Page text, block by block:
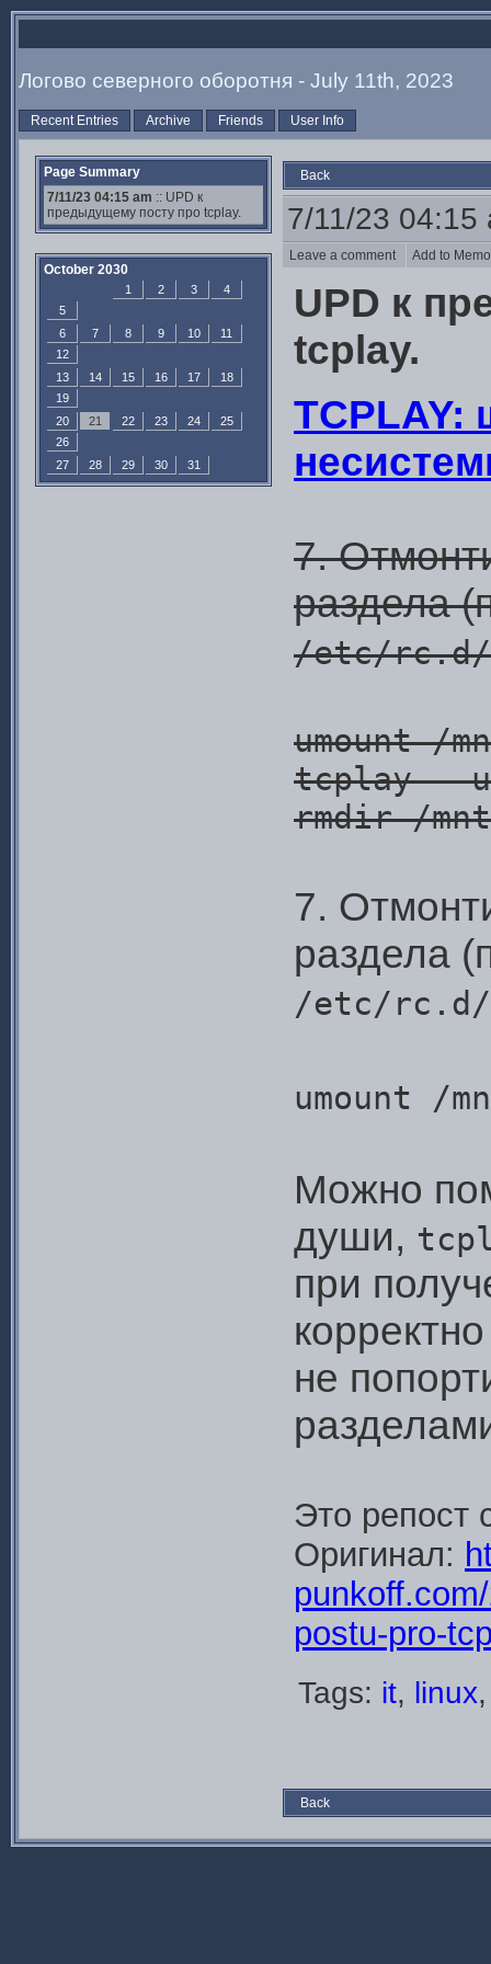
Логово северного оборотня - July 11th, 2023
Recent Entries Archive Friends User Info
Page Summary
7/11/23 04:15 am :: UPD к
предыдущему посту про tcplay.
October 2030
1 2 3
4
5
6
7 8 9 10
11
12
13
14 15 16 17
18
19
20
21 22 23 24
25
26
27
28 29 30 31
Back
7/11/23 04:15
Leave a comment Add to
UPD к
tcplay.
7.
раздела
/etc/rc.d/
umount /
tcplay --
rmdir /
7.
раздела
/etc/rc.d/
umount /
Можно
души,
при
не
Это репост
Оригинал:
postu-pro-
Tags: it, linux
Back